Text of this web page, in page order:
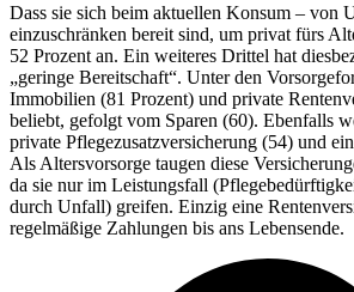
Dass sie sich beim aktuellen Konsum – von
einzuschränken bereit sind, um privat fürs
52 Prozent an. Ein weiteres Drittel hat
„geringe Bereitschaft“. Unter den
Immobilien (81 Prozent) und private
beliebt, gefolgt vom Sparen (60). Ebenfalls
private Pflegezusatzversicherung (54) und
Als Altersvorsorge taugen diese
da sie nur im Leistungsfall
durch Unfall) greifen. Einzig eine
regelmäßige Zahlungen bis ans Lebensende.